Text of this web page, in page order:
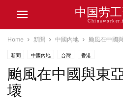
中国劳
Home 新聞 中國內地 颱風在中國
新聞 中國內地 台灣 香港
颱風在中國與東
壞